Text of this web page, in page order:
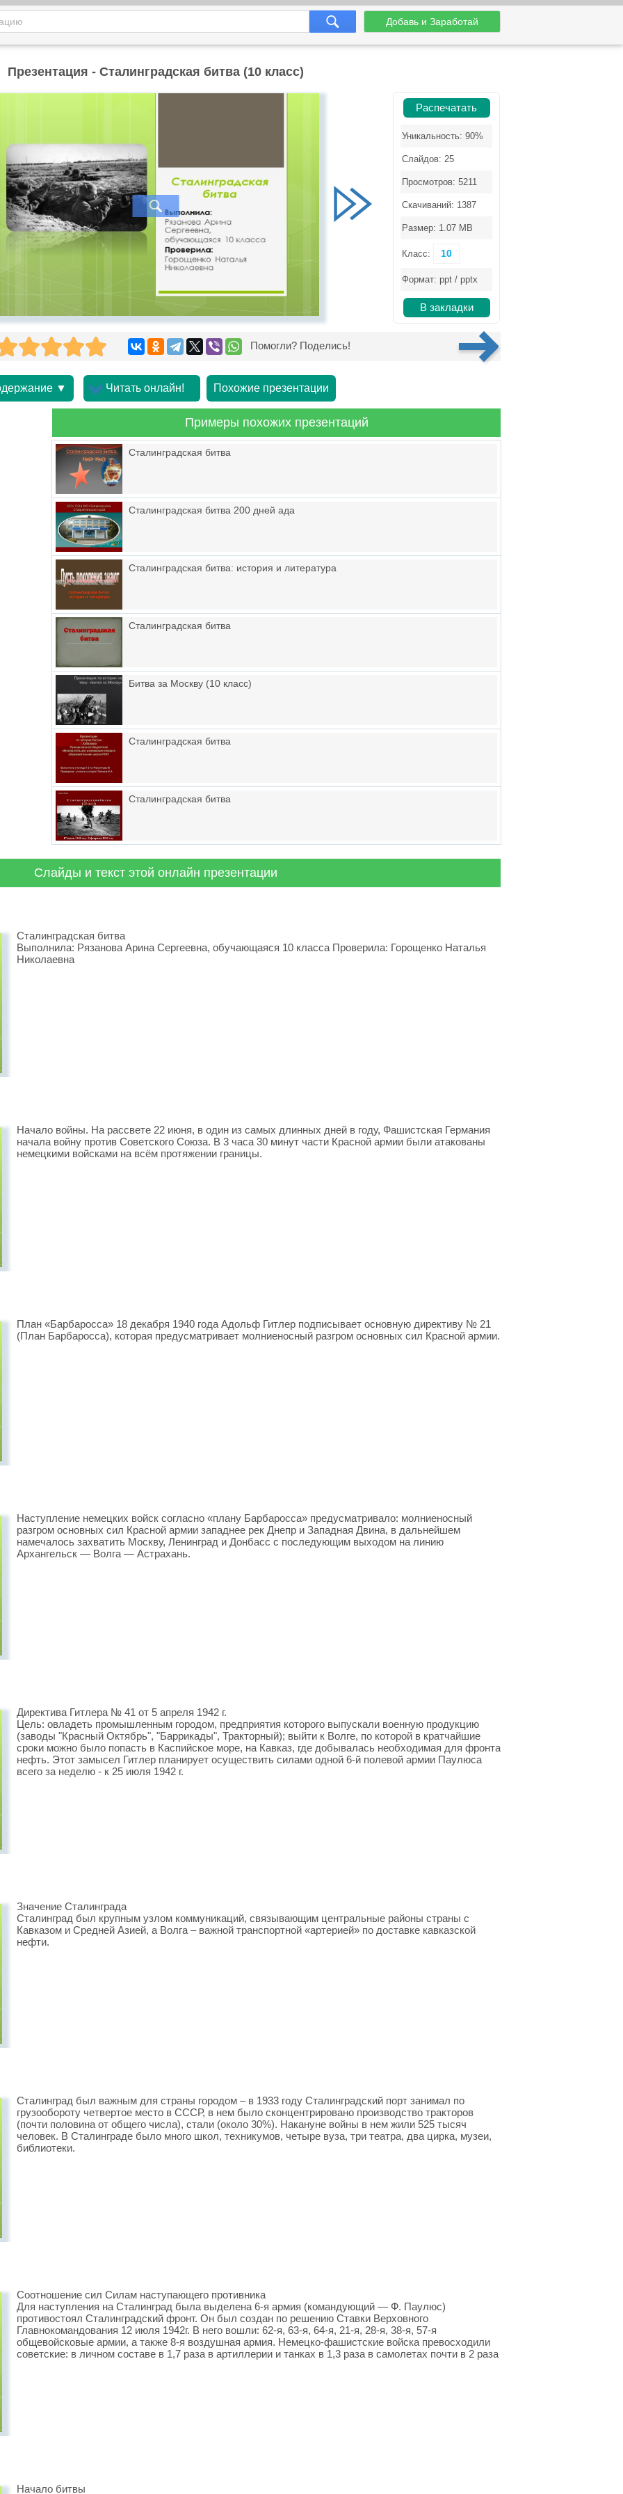
Добавь и Заработай
Презентация - Сталинградская битва (10 класс)
Распечатать
Уникальность: 90%
Слайдов: 25
Просмотров: 5211
Скачиваний: 1387
Размер: 1.07 MB
Класс: 10
Формат: ppt / pptx
В закладки
Помогли? Поделись!
▼ Читать онлайн! Похожие презентации
Примеры похожих презентаций
Сталинградская битва
Сталинградская битва 200 дней ада
Сталинградская битва: история и литература
Сталинградская битва
Битва за Москву (10 класс)
Сталинградская битва
Сталинградская битва
Слайды и текст этой онлайн презентации
Сталинградская битва
Выполнила: Рязанова Арина Сергеевна, обучающаяся 10 класса Проверила: Горощенко Наталья
Николаевна
Начало войны. На рассвете 22 июня, в один из самых длинных дней в году, Фашистская Германия
начала войну против Советского Союза. В 3 часа 30 минут части Красной армии были атакованы
немецкими войсками на всём протяжении границы.
План «Барбаросса» 18 декабря 1940 года Адольф Гитлер подписывает основную директиву № 21
(План Барбаросса), которая предусматривает молниеносный разгром основных сил Красной армии.
Наступление немецких войск согласно «плану Барбаросса» предусматривало: молниеносный
разгром основных сил Красной армии западнее рек Днепр и Западная Двина, в дальнейшем
намечалось захватить Москву, Ленинград и Донбасс с последующим выходом на линию
Архангельск — Волга — Астрахань.
Директива Гитлера № 41 от 5 апреля 1942 г.
Цель: овладеть промышленным городом, предприятия которого выпускали военную продукцию
(заводы "Красный Октябрь", "Баррикады", Тракторный); выйти к Волге, по которой в кратчайшие
сроки можно было попасть в Каспийское море, на Кавказ, где добывалась необходимая для фронта
нефть. Этот замысел Гитлер планирует осуществить силами одной 6-й полевой армии Паулюса
всего за неделю - к 25 июля 1942 г.
Значение Сталинграда
Сталинград был крупным узлом коммуникаций, связывающим центральные районы страны с
Кавказом и Средней Азией, а Волга – важной транспортной «артерией» по доставке кавказской
нефти.
Сталинград был важным для страны городом – в 1933 году Сталинградский порт занимал по
грузообороту четвертое место в СССР, в нем было сконцентрировано производство тракторов
(почти половина от общего числа), стали (около 30%). Накануне войны в нем жили 525 тысяч
человек. В Сталинграде было много школ, техникумов, четыре вуза, три театра, два цирка, музеи,
библиотеки.
Соотношение сил Силам наступающего противника
Для наступления на Сталинград была выделена 6-я армия (командующий — Ф. Паулюс)
противостоял Сталинградский фронт. Он был создан по решению Ставки Верховного
Главнокомандования 12 июля 1942г. В него вошли: 62-я, 63-я, 64-я, 21-я, 28-я, 38-я, 57-я
общевойсковые армии, а также 8-я воздушная армия. Немецко-фашистские войска превосходили
советские: в личном составе в 1,7 раза в артиллерии и танках в 1,3 раза в самолетах почти в 2 раза
Начало битвы